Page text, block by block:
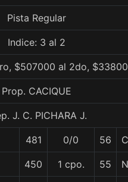
Pista Regular
Indice: 3 al 2
$507000 al 2do,
Prop. CACIQUE
J. C. PICHARA J.
481 0/0 56
450 1 cpo. 55